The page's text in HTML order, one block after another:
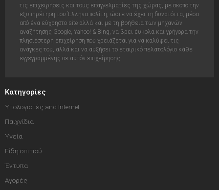
τις επιχειρήσεις και τους επαγγελματίες της χώρας, με σκοπό την
εξυπηρέτηση του Έλληνα πολίτη, ώστε να έχει τη δυνατόττα, μέσα
από ένα εύχρηστο site αλλά και με τη βοήθεια των μηχανών
αναζήτησης Google, Yahoo! & Bing, να βρει έυκολα και γρήγορα την
πλησιέστερη επιχείρηση που χρειάζεται για να καλύψει τις
ανάγκες του, αλλά και να αυξήσει το εταιρικό πελατολόγιο κάθε
εγγεγραμμένης σε αυτόν επιχείρησης.
Κατηγορίες
Υπολογιστές and Internet
Παιχνίδια
Υγεία
Είδη σπιτιού
Έντυπα
Αγορές